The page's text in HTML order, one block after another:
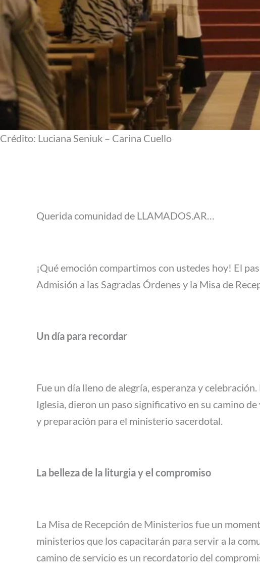
Crédito: Luciana Seniuk – Carina Cuello
Querida comunidad de LLAMADOS.AR…
¡Qué emoción compartimos con ustedes hoy! El
Admisión a las Sagradas Órdenes y la Misa de
Un día para recordar
Fue un día lleno de alegría, esperanza y
Iglesia, dieron un paso significativo en su camino
y preparación para el ministerio sacerdotal.
La belleza de la liturgia y el compromiso
La Misa de Recepción de Ministerios fue un
ministerios que los capacitarán para servir a la
camino de servicio es un recordatorio del